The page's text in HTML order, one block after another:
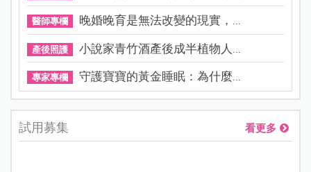
醫師專欄 晚婚晚育是無法改變的現實，...
產後照護 小說家青竹酒產後成半植物人...
專家專欄 守護寶寶的黃金睡眠：為什麼...
試用募集 看更多